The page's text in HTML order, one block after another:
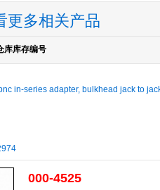
更多相关产品
库库存编号
in-series adapter, bulkhead jack to
000-4525